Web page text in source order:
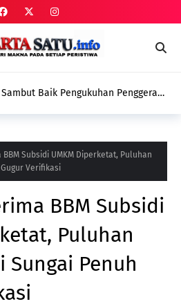
Baik Pengukuhan Penggerak
Subsidi UMKM Diperketat, Puluhan
Verifikasi
BBM Subsidi
Puluhan
Sungai Penuh